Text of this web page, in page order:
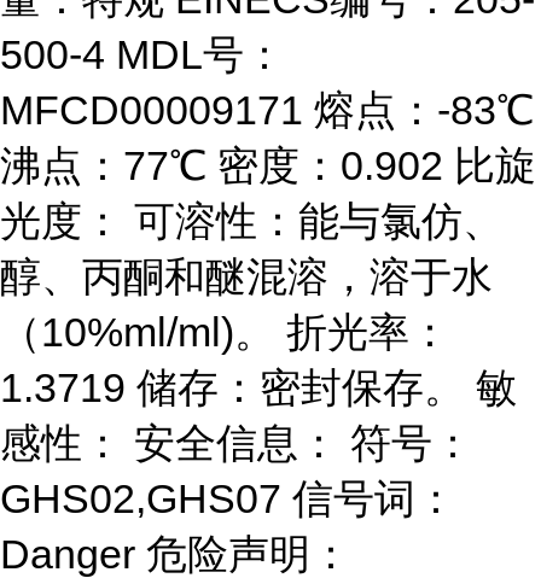
500-4 MDL号：
MFCD00009171 熔点：-83℃
沸点：77℃ 密度：0.902 比旋
光度： 可溶性：能与氯仿、
醇、丙酮和醚混溶，溶于水
（10%ml/ml)。 折光率：
1.3719 储存：密封保存。 敏
感性： 安全信息： 符号：
GHS02,GHS07 信号词：
Danger 危险声明：